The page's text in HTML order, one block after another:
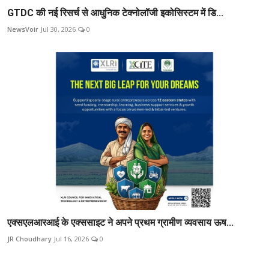
GTDC की नई रिसर्च से आधुनिक टेक्नोलॉजी इकोसिस्टम में डि...
NewsVoir Jul 30, 2026 0
एक्सएलआरआई के एक्ससाइट ने अपने प्रथम ग्रामीण व्यवसाय ऊष...
JR Choudhary Jul 16, 2026 0